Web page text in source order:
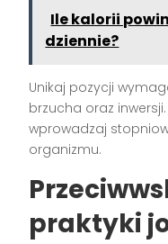
Ile kalorii
dziennie?
Unikaj pozycji
brzucha oraz inwersji.
wprowadzaj
organizmu.
praktyki